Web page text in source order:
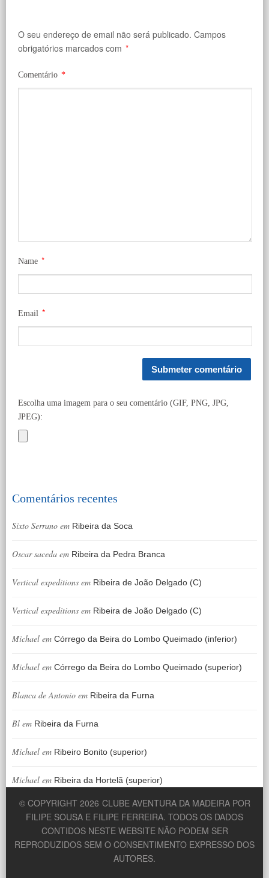
O seu endereço de email não será publicado. Campos
obrigatórios marcados com *
Comentário *
Name *
Email *
Escolha uma imagem para o seu comentário (GIF, PNG, JPG,
JPEG):
Comentários recentes
Sixto Serrano em Ribeira da Soca
Oscar saceda em Ribeira da Pedra Branca
Vertical expeditions em Ribeira de João Delgado (C)
Vertical expeditions em Ribeira de João Delgado (C)
Michael em Córrego da Beira do Lombo Queimado (inferior)
Michael em Córrego da Beira do Lombo Queimado (superior)
Blanca de Antonio em Ribeira da Furna
Bl em Ribeira da Furna
Michael em Ribeiro Bonito (superior)
Michael em Ribeira da Hortelã (superior)
© COPYRIGHT 2026 CLUBE AVENTURA DA MADEIRA POR
FILIPE SOUSA E FILIPE FERREIRA. TODOS OS DADOS
CONTIDOS NESTE WEBSITE NÃO PODEM SER
REPRODUZIDOS SEM O CONSENTIMENTO EXPRESSO DOS
AUTORES.